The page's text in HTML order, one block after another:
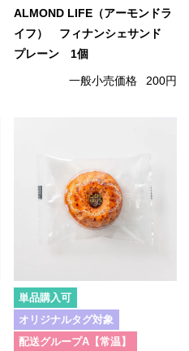
ALMOND LIFE（アーモンドラ
イフ） フィナンシェサンド
プレーン 1個
一般小売価格 200円
単品購入可
オリジナルタグ対象
配送グループA【常温】